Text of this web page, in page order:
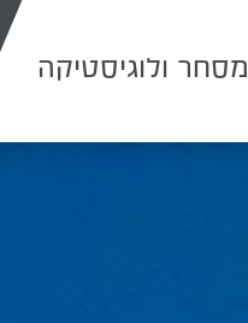
מסחר ולוגיסטיקה